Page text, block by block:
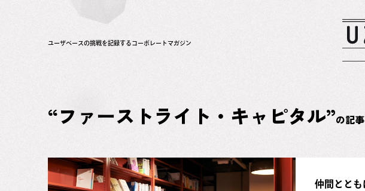
ユーザベースの挑戦を記録するコーポレートマガジン
“ファーストライト・キャピタル”の記事
仲間とと